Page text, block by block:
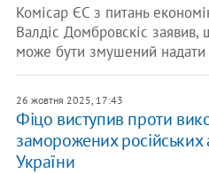
Комісар ЄС з питань
Валдіс Домбровскіс
може бути змушений надати
26 жовтня 2025, 17:43
Фіцо виступив проти
заморожених російських
України